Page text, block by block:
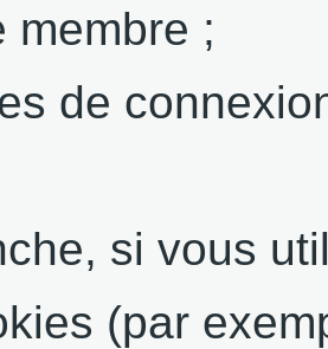
membre ;
de
si vous
(par